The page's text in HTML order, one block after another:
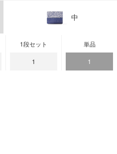
中
1段セット
1
単品
1